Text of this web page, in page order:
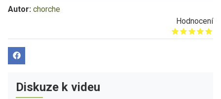
Autor: chorche
Hodnocení
Give it 1/5
Give it 2/5
Give it 3/5
Give it 4/5
Give it 5/5
Diskuze k videu